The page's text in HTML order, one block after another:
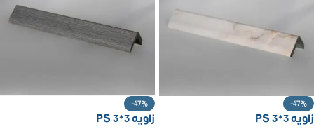
-47%
زاويه PS 3*3
-47%
زاويه PS 3*3